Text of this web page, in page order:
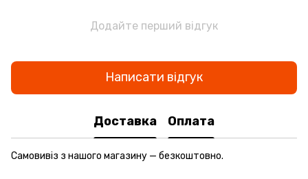
Додайте перший відгук
Написати відгук
Доставка Оплата
Самовивіз з нашого магазину — безкоштовно.